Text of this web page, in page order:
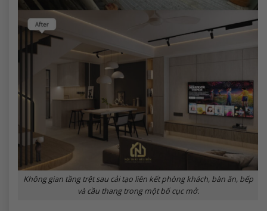
Không gian tầng trệt sau cải tạo liên kết phòng khách, bàn ăn, bếp
và cầu thang trong một bố cục mở.